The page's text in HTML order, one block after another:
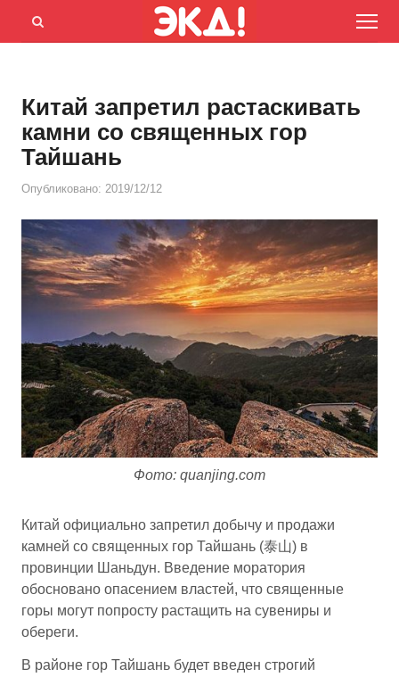
Menu
Открыть
Китай запретил растаскивать
камни со священных гор
Тайшань
Опубликовано: 2019/12/12
Фото: quanjing.com
Китай официально запретил добычу и продажи
камней со священных гор Тайшань (泰山) в
провинции Шаньдун. Введение моратория
обосновано опасением властей, что священные
горы могут попросту растащить на сувениры и
обереги.
В районе гор Тайшань будет введен строгий